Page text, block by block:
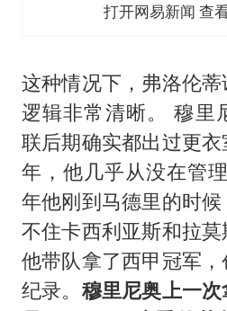
打开网易新闻 查
这种情况下，弗洛伦
逻辑非常清晰。 穆里
联后期确实都出过更
年，他几乎从没在管
年他刚到马德里的时
不住卡西利亚斯和拉
他带队拿了西甲冠军
纪录。 穆里尼奥上一